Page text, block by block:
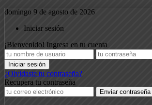
domingo 9 de agosto de 2026
Iniciar sesión
¡Bienvenido! Ingresa en tu cuenta
¿Olvidaste tu contraseña?
Recupera tu contraseña